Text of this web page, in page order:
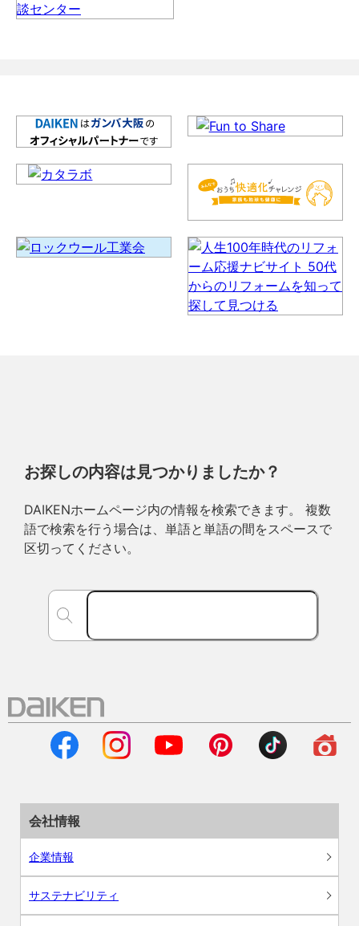
お探しの内容は見つかりましたか？
DAIKENホームページ内の情報を検索できます。 複数
語で検索を行う場合は、単語と単語の間をスペースで
区切ってください。
会社情報
企業情報
サステナビリティ